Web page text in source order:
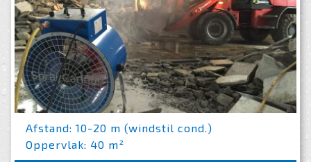
Afstand: 10-20 m (windstil cond.)
Oppervlak: 40 m²